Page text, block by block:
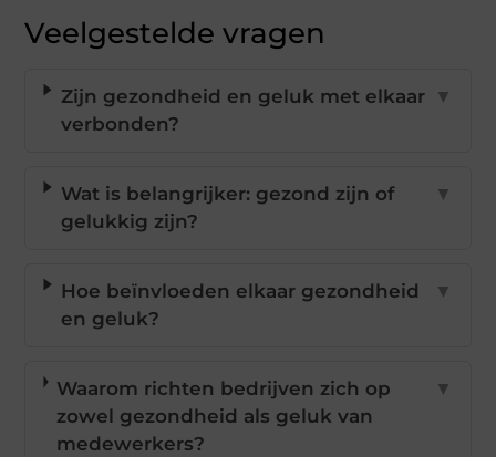
Veelgestelde vragen
Zijn gezondheid en geluk met elkaar
verbonden?
▼
Wat is belangrijker: gezond zijn of
gelukkig zijn?
▼
Hoe beïnvloeden elkaar gezondheid
en geluk?
▼
Waarom richten bedrijven zich op
zowel gezondheid als geluk van
medewerkers?
▼